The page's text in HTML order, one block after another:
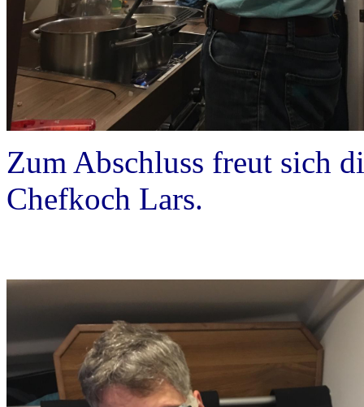
Zum Abschluss freut sich
Chefkoch Lars.